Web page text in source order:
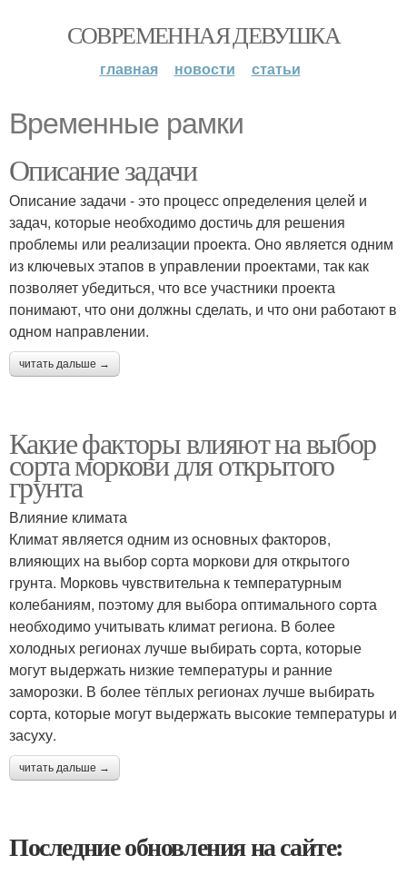
СОВРЕМЕННАЯ ДЕВУШКА
главная новости статьи
Временные рамки
Описание задачи
Описание задачи - это процесс определения целей и
задач, которые необходимо достичь для решения
проблемы или реализации проекта. Оно является одним
из ключевых этапов в управлении проектами, так как
позволяет убедиться, что все участники проекта
понимают, что они должны сделать, и что они работают в
одном направлении.
читать дальше →
Какие факторы влияют на выбор
сорта моркови для открытого
грунта
Влияние климата
Климат является одним из основных факторов,
влияющих на выбор сорта моркови для открытого
грунта. Морковь чувствительна к температурным
колебаниям, поэтому для выбора оптимального сорта
необходимо учитывать климат региона. В более
холодных регионах лучше выбирать сорта, которые
могут выдержать низкие температуры и ранние
заморозки. В более тёплых регионах лучше выбирать
сорта, которые могут выдержать высокие температуры и
засуху.
читать дальше →
Последние обновления на сайте: